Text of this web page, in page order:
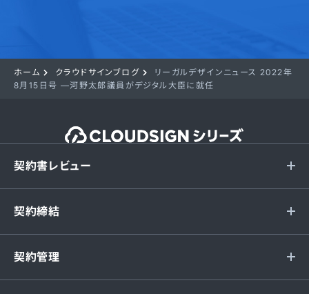
ホーム クラウドサインブログ
リーガルデザインニュース 2022年
8月15日号 —河野太郎議員がデジタル大臣に就任
契約書レビュー
契約締結
契約管理